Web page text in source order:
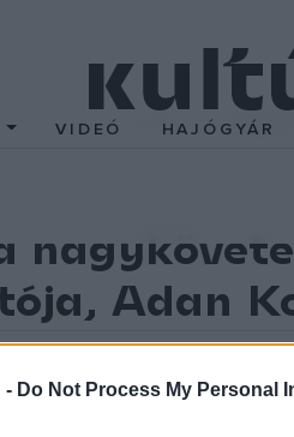
- Do Not Process My Personal
VIDEÓ HAJÓGYÁR
Adan
közül kiemelkednek
közül először vehette át
Caféban beszélgetnek